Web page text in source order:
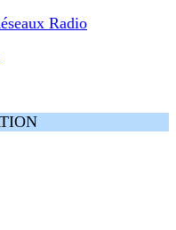
Radio